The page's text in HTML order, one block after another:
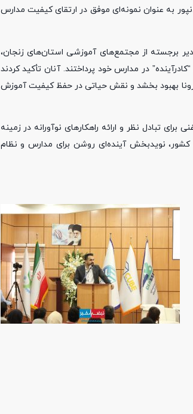
به عنوان نمونه‌ای موفق در ارتقای کیفیت مدارس
برجسته از مجتمع‌های آموزشی استان‌های زنجان،
در مدارس خود پرداختند. آنان تأکید کردند
بهبود بخشد و نقش حیاتی در حفظ کیفیت آموزش
تبادل نظر و ارائه راهکارهای نوآورانه در زمینه
نویدبخش آینده‌ای روشن برای مدارس و نظام